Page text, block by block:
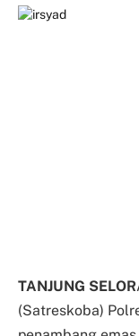
TANJUNG SELOR
(Satreskoba)